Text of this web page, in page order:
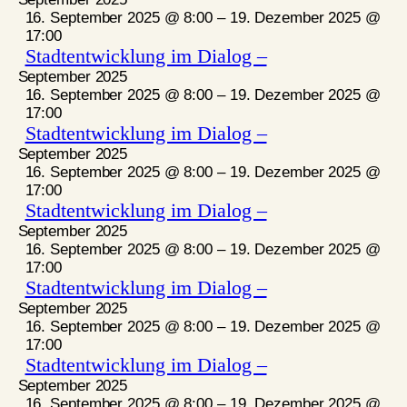
16. September 2025 @ 8:00 – 19. Dezember 2025 @
17:00
Stadtentwicklung im Dialog –
September 2025
16. September 2025 @ 8:00 – 19. Dezember 2025 @
17:00
Stadtentwicklung im Dialog –
September 2025
16. September 2025 @ 8:00 – 19. Dezember 2025 @
17:00
Stadtentwicklung im Dialog –
September 2025
16. September 2025 @ 8:00 – 19. Dezember 2025 @
17:00
Stadtentwicklung im Dialog –
September 2025
16. September 2025 @ 8:00 – 19. Dezember 2025 @
17:00
Stadtentwicklung im Dialog –
September 2025